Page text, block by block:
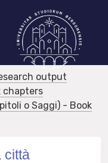
output
chapters
o Saggi) - Book
città